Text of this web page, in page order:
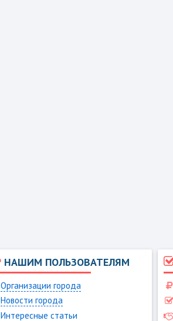
НАШИМ ПОЛЬЗОВАТЕЛЯМ
Организации города
Новости города
Интересные статьи